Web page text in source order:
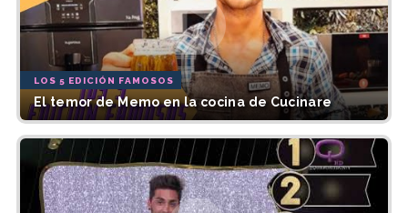
LOS 5 EDICIÓN FAMOSOS
El temor de Memo en la cocina de Cucinare